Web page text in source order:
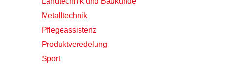
Metalltechnik
Pflegeassistenz
Produktveredelung
Sport